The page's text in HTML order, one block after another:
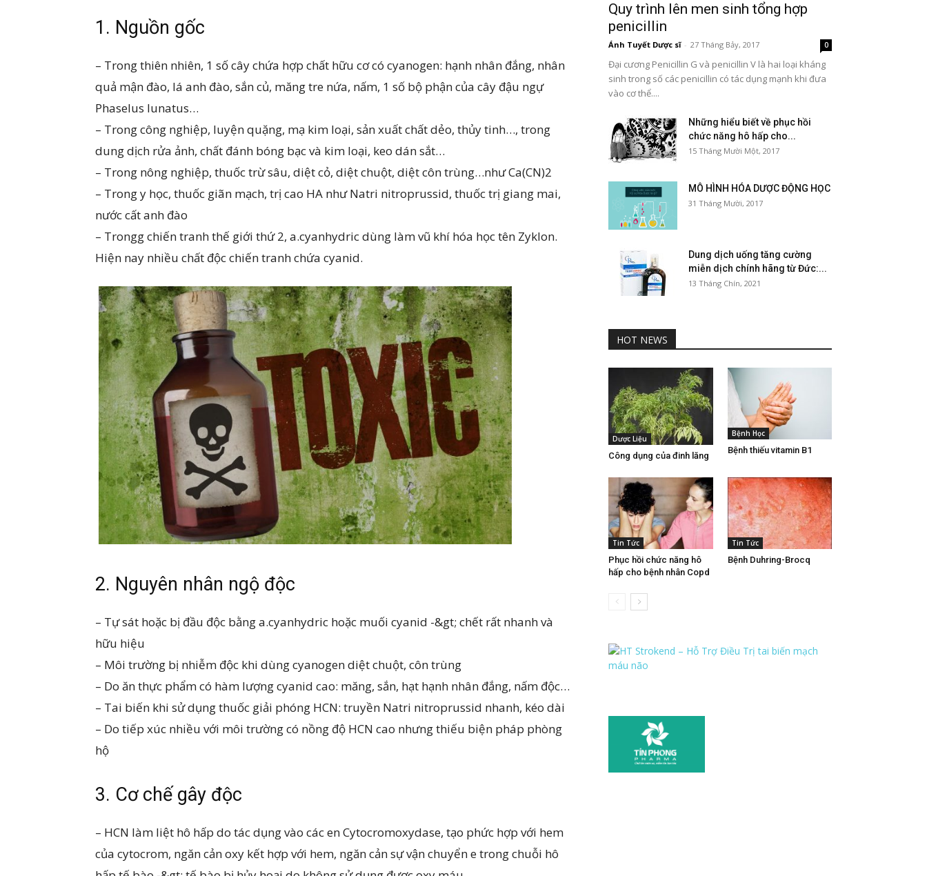
1. Nguồn gốc
– Trong thiên nhiên, 1 số cây chứa hợp chất hữu cơ có cyanogen: hạnh nhân đắng, nhân
quả mận đào, lá anh đào, sắn củ, măng tre nứa, nấm, 1 số bộ phận của cây đậu ngự
Phaselus lunatus…
– Trong công nghiệp, luyện quặng, mạ kim loại, sản xuất chất dẻo, thủy tinh…, trong
dung dịch rửa ảnh, chất đánh bóng bạc và kim loại, keo dán sắt…
– Trong nông nghiệp, thuốc trừ sâu, diệt cỏ, diệt chuột, diệt côn trùng…như Ca(CN)2
– Trong y học, thuốc giãn mạch, trị cao HA như Natri nitroprussid, thuốc trị giang mai,
nước cất anh đào
– Trongg chiến tranh thế giới thứ 2, a.cyanhydric dùng làm vũ khí hóa học tên Zyklon.
Hiện nay nhiều chất độc chiến tranh chứa cyanid.
2. Nguyên nhân ngộ độc
– Tự sát hoặc bị đầu độc bằng a.cyanhydric hoặc muối cyanid -&gt; chết rất nhanh và
hữu hiệu
– Môi trường bị nhiễm độc khi dùng cyanogen diệt chuột, côn trùng
– Do ăn thực phẩm có hàm lượng cyanid cao: măng, sắn, hạt hạnh nhân đắng, nấm độc…
– Tai biến khi sử dụng thuốc giải phóng HCN: truyền Natri nitroprussid nhanh, kéo dài
– Do tiếp xúc nhiều với môi trường có nồng độ HCN cao nhưng thiếu biện pháp phòng
hộ
3. Cơ chế gây độc
– HCN làm liệt hô hấp do tác dụng vào các en Cytocromoxydase, tạo phức hợp với hem
của cytocrom, ngăn cản oxy kết hợp với hem, ngăn cản sự vận chuyển e trong chuỗi hô
Quy trình lên men sinh tổng hợp
penicillin
Ánh Tuyết Dược sĩ - 27 Tháng Bảy, 2017 0
Đại cương Penicillin G và penicillin V là hai loại kháng
sinh trong số các penicillin có tác dụng mạnh khi đưa
vào cơ thể....
Những hiểu biết về phục hồi
chức năng hô hấp cho...
15 Tháng Mười Một, 2017
MÔ HÌNH HÓA DƯỢC ĐỘNG HỌC
31 Tháng Mười, 2017
Dung dịch uống tăng cường
miễn dịch chính hãng từ Đức:...
13 Tháng Chín, 2021
HOT NEWS
Dược Liệu
Công dụng của đinh lăng
Bệnh Học
Bệnh thiếu vitamin B1
Tin Tức
Phục hồi chức năng hô
hấp cho bệnh nhân Copd
Tin Tức
Bệnh Duhring-Brocq